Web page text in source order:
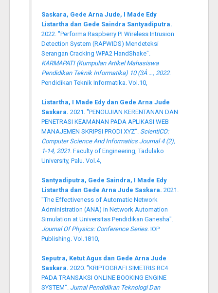
Saskara, Gede Arna Jude, I Made Edy
Listartha dan Gede Saindra Santyadiputra.
2022. "Performa Raspberry PI Wireless Intrusion
Detection System (RAPWIDS) Mendeteksi
Serangan Cracking WPA2 HandShake".
KARMAPATI (Kumpulan Artikel Mahasiswa
Pendidikan Teknik Informatika) 10 (3Â …, 2022.
Pendidikan Teknik Informatika. Vol.10,
Listartha, I Made Edy dan Gede Arna Jude
Saskara. 2021. "PENGUJIAN KERENTANAN DAN
PENETRASI KEAMANAN PADA APLIKASI WEB
MANAJEMEN SKRIPSI PRODI XYZ". ScientiCO:
Computer Science And Informatics Journal 4 (2),
1-14, 2021. Faculty of Engineering, Tadulako
University, Palu. Vol.4,
Santyadiputra, Gede Saindra, I Made Edy
Listartha dan Gede Arna Jude Saskara. 2021.
"The Effectiveness of Automatic Network
Administration (ANA) in Network Automation
Simulation at Universitas Pendidikan Ganesha".
Journal Of Physics: Conference Series. IOP
Publishing. Vol.1810,
Seputra, Ketut Agus dan Gede Arna Jude
Saskara. 2020. "KRIPTOGRAFI SIMETRIS RC4
PADA TRANSAKSI ONLINE BOOKING ENGINE
SYSTEM". Jurnal Pendidikan Teknologi Dan